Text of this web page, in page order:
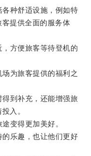
种舒适设施，例如特
提供全面的服务体
方便旅客等待登机的
为旅客提供的福利之
到补充，还能增强旅
入。
变得更加美好。
乐趣，也让他们更好